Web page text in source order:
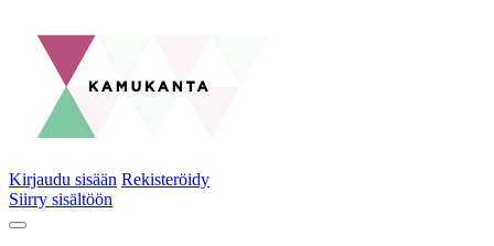
Kirjaudu sisään Rekisteröidy
Siirry sisältöön